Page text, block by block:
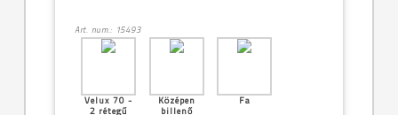
Art. num.: 15493
Velux 70 -
2 rétegű
Középen
billenő
Fa